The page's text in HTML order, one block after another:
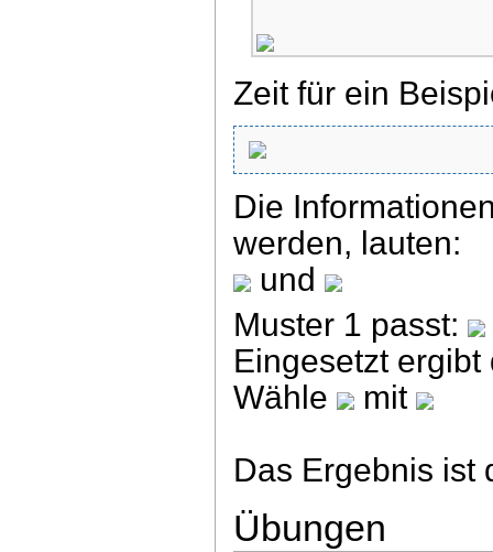
Zeit für ein
Die
werden, lauten:
und
Muster 1 passt:
Eingesetzt
Wähle
mit
Das Ergebnis ist
Übungen